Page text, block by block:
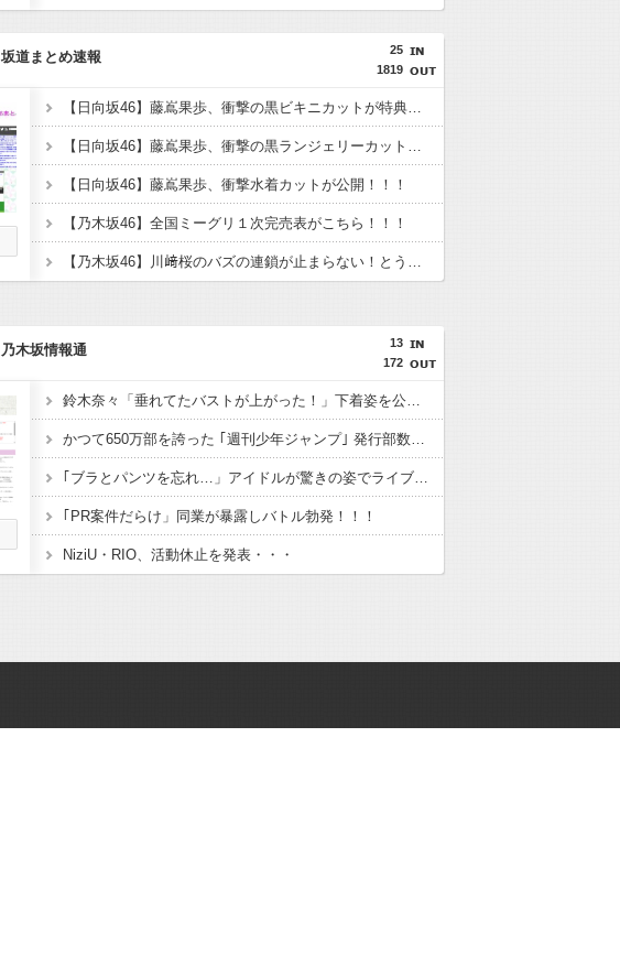
25
1819
坂道まとめ速報
【日向坂46】藤嶌果歩、衝撃の黒ビキニカットが特典に！！！
【日向坂46】藤嶌果歩、衝撃の黒ランジェリーカットが解禁！！！！
【日向坂46】藤嶌果歩、衝撃水着カットが公開！！！
【乃木坂46】全国ミーグリ１次完売表がこちら！！！
【乃木坂46】川﨑桜のバズの連鎖が止まらない！とうとう幼少期まで万バズ
13
172
乃木坂情報通
鈴木奈々「垂れてたバストが上がった！」下着姿を公開！！！
かつて650万部を誇った ｢週刊少年ジャンプ｣ 発行部数が初の100万部割れに・・・
｢ブラとパンツを忘れ…」アイドルが驚きの姿でライブ出演！！！
｢PR案件だらけ」同業が暴露しバトル勃発！！！
NiziU・RIO、活動休止を発表・・・